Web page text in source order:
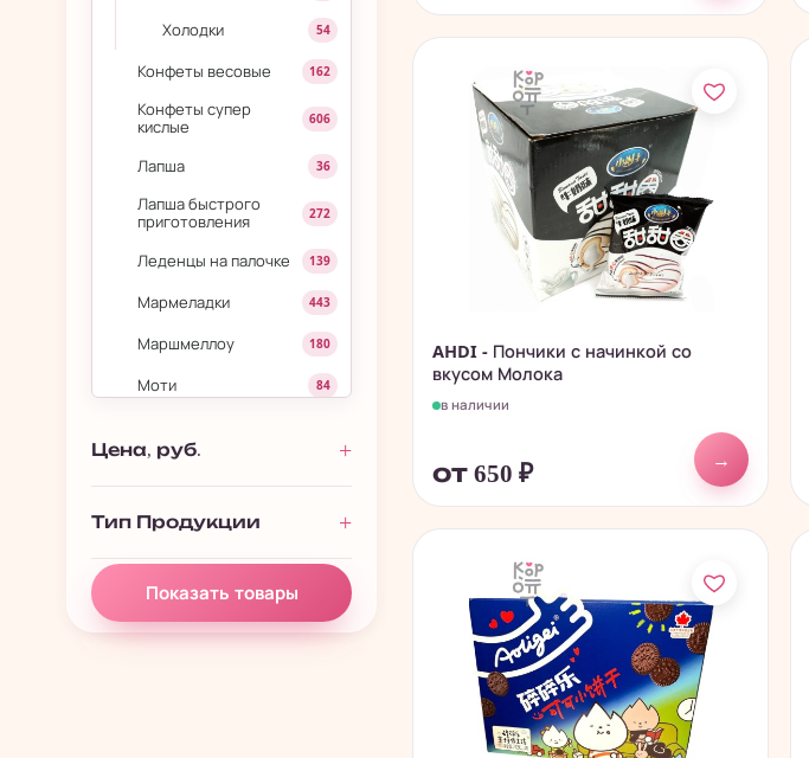
Холодки 54
Конфеты весовые 162
Конфеты супер
кислые
606
Лапша 36
Лапша быстрого
приготовления
272
Леденцы на палочке 139
Мармеладки 443
Маршмеллоу 180
Моти 84
батончики
Китайские снеки и
Цена, руб.
Тип Продукции
Показать товары
AHDI - Пончики с начинкой со
вкусом Молока
в наличии
от 650 ₽
→